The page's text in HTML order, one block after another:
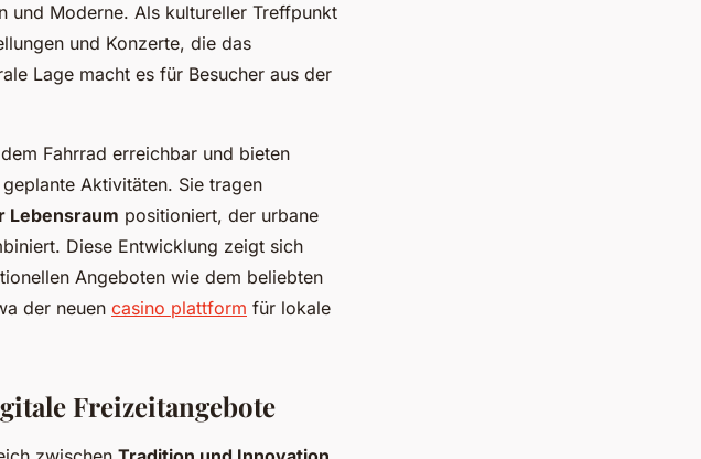
und Moderne. Als kultureller Treffpunkt
und Konzerte, die das
Lage macht es für Besucher aus der
Fahrrad erreichbar und bieten
Aktivitäten. Sie tragen
Lebensraum positioniert, der urbane
Diese Entwicklung zeigt sich
Angeboten wie dem beliebten
der neuen casino plattform für lokale
Freizeitangebote